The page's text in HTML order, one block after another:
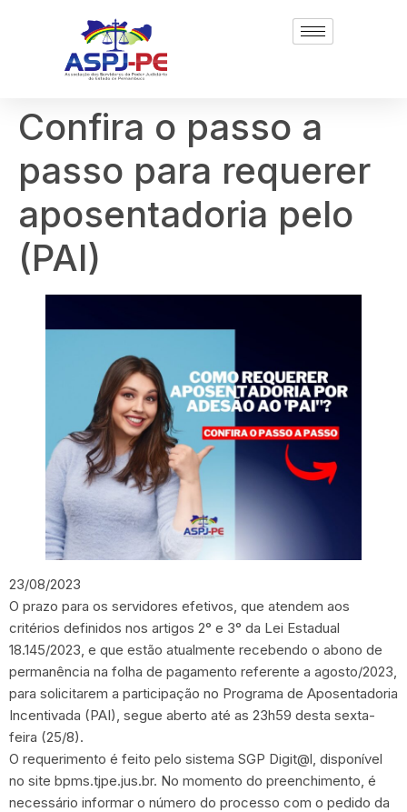
Confira o passo a
passo para requerer
aposentadoria pelo
(PAI)
23/08/2023
O prazo para os servidores efetivos, que atendem aos
critérios definidos nos artigos 2° e 3° da Lei Estadual
18.145/2023, e que estão atualmente recebendo o abono de
permanência na folha de pagamento referente a agosto/2023,
para solicitarem a participação no Programa de Aposentadoria
Incentivada (PAI), segue aberto até as 23h59 desta sexta-
feira (25/8).
O requerimento é feito pelo sistema SGP Digit@l, disponível
no site bpms.tjpe.jus.br. No momento do preenchimento, é
necessário informar o número do processo com o pedido da